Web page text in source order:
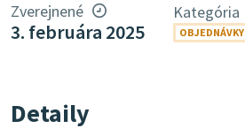
Zverejnené
3. februára 2025
Kategória
OBJEDNÁVKY
Detaily